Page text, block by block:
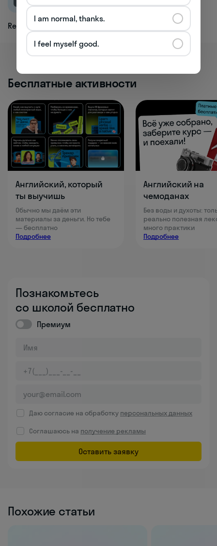
Refire
Бесплатные активности
Английский, который
ты выучишь
Обычно мы даём эти
материалы за деньги. Но тебе
— бесплатно
Подробнее
Английский на
чемоданах
Без воды и духоты:
реально полезная
много практики
Подробнее
Познакомьтесь
со школой бесплатно
Премиум
Даю согласие на обработку персональных данных
Соглашаюсь на получение рекламы
Оставить заявку
Похожие статьи
I am normal, thanks.
I feel myself good.